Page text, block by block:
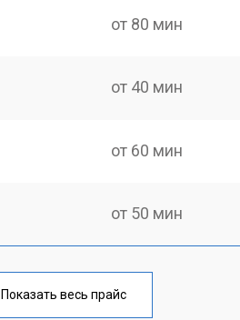
от 80 мин
от 40 мин
от 60 мин
от 50 мин
от 60 мин
Показать весь прайс